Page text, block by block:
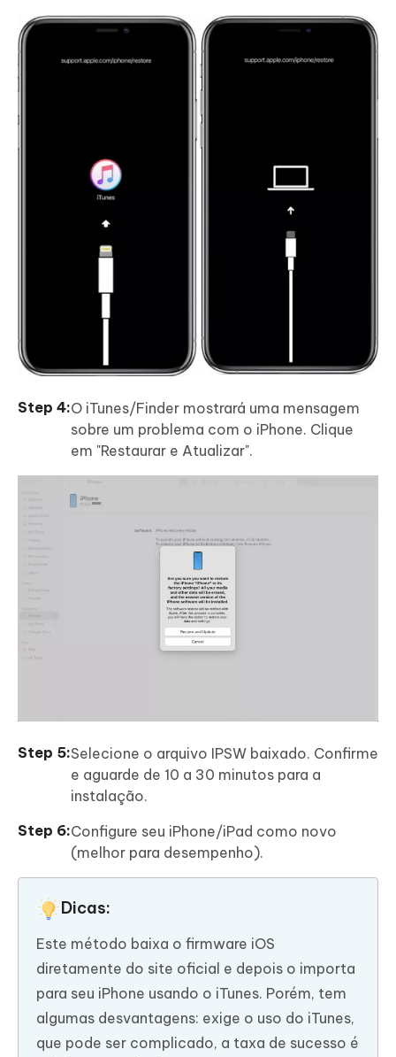
O iTunes/Finder mostrará uma mensagem
sobre um problema com o iPhone. Clique
em "Restaurar e Atualizar".
Selecione o arquivo IPSW baixado. Confirme
e aguarde de 10 a 30 minutos para a
instalação.
Configure seu iPhone/iPad como novo
(melhor para desempenho).
Dicas:
Este método baixa o firmware iOS
diretamente do site oficial e depois o importa
para seu iPhone usando o iTunes. Porém, tem
algumas desvantagens: exige o uso do iTunes,
que pode ser complicado, a taxa de sucesso é